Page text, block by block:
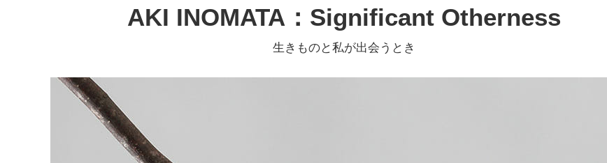
AKI INOMATA：Significant Otherness
生きものと私が出会うとき